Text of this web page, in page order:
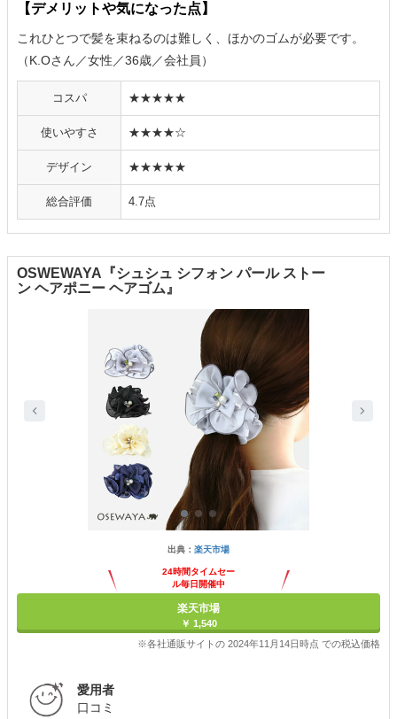
【デメリットや気になった点】
これひとつで髪を束ねるのは難しく、ほかのゴムが必要です。
（K.Oさん／女性／36歳／会社員）
コスパ ★★★★★
使いやすさ ★★★★☆
デザイン ★★★★★
総合評価 4.7点
OSWEWAYA『シュシュ シフォン パール ストー
ン ヘアポニー ヘアゴム』
出典： 楽天市場
24時間タイムセー
ル毎日開催中
楽天市場
￥ 1,540
※各社通販サイトの 2024年11月14日時点 での税込価格
愛用者
口コミ